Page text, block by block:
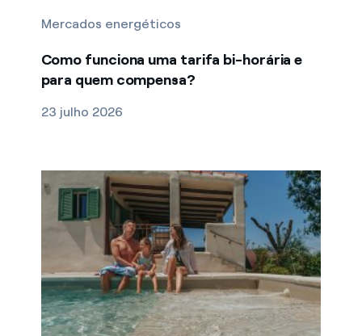
Mercados energéticos
Como funciona uma tarifa bi-horária e
para quem compensa?
23 julho 2026